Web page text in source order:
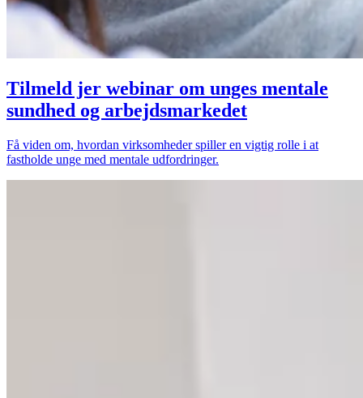
Tilmeld jer webinar om unges mentale
sundhed og arbejdsmarkedet
Få viden om, hvordan virksomheder spiller en vigtig rolle i at
fastholde unge med mentale udfordringer.